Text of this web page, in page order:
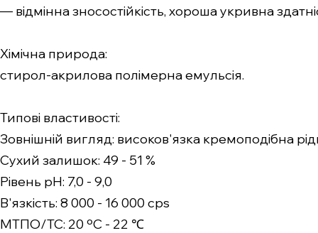
— відмінна зносостійкість, хороша укривна
Хімічна природа:
стирол-акрилова полімерна емульсія.
Типові властивості:
Зовнішній вигляд: високов'язка кремоподібна
Сухий залишок: 49 - 51 %
Рівень pH: 7,0 - 9,0
В'язкість: 8 000 - 16 000 cps
МТПО/ТС: 20 ºС - 22 ℃